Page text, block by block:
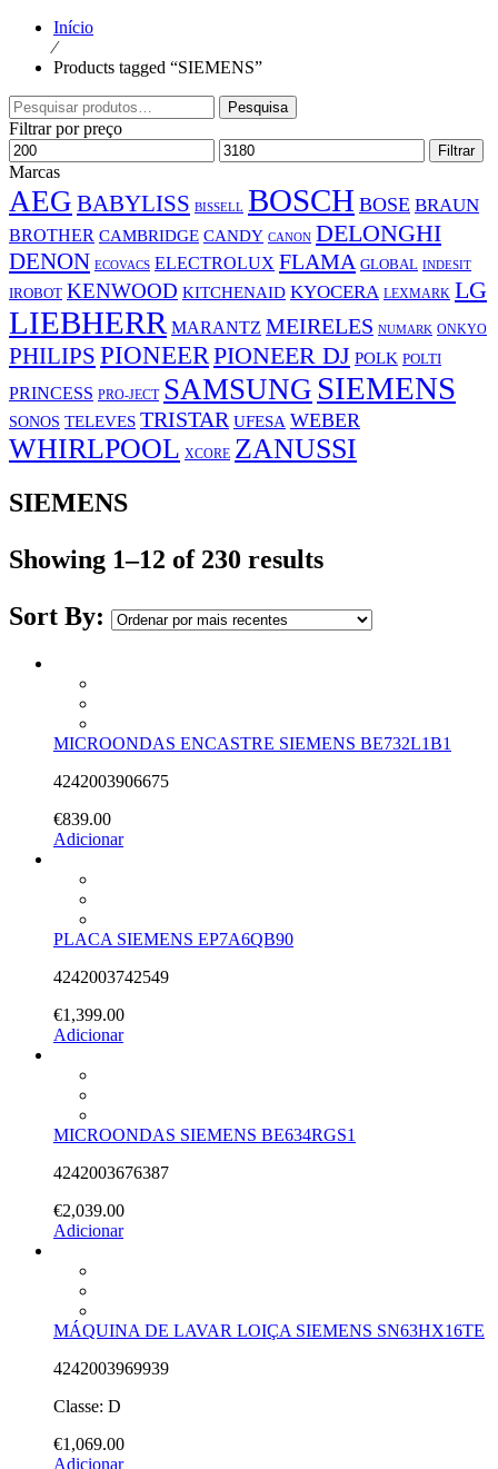
Início
⁄
Products tagged “SIEMENS”
Pesquisar
por:
Pesquisa
Filtrar por preço
Preço
mínimo
Preço
máximo
Filtrar
Marcas
AEG BABYLISS BISSELL BOSCH BOSE BRAUN
BROTHER CAMBRIDGE CANDY CANON DELONGHI
DENON ECOVACS ELECTROLUX FLAMA GLOBAL INDESIT
IROBOT KENWOOD KITCHENAID KYOCERA LEXMARK LG
LIEBHERR MARANTZ MEIRELES NUMARK ONKYO
PHILIPS PIONEERPIONEER DJ POLK POLTI
PRINCESS PRO-JECT SAMSUNG SIEMENS
SONOS TELEVES TRISTAR UFESA WEBER
WHIRLPOOL XCORE ZANUSSI
SIEMENS
Showing 1–12 of 230 results
Sort By:
MICROONDAS ENCASTRE SIEMENS BE732L1B1
4242003906675
€839.00
Adicionar
PLACA SIEMENS EP7A6QB90
4242003742549
€1,399.00
Adicionar
MICROONDAS SIEMENS BE634RGS1
4242003676387
€2,039.00
Adicionar
MÁQUINA DE LAVAR LOIÇA SIEMENS SN63HX16TE
4242003969939
Classe: D
€1,069.00
Adicionar